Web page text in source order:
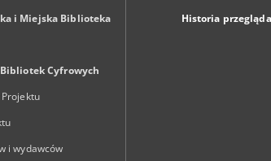
i Miejska Biblioteka
Cyfrowych
i wydawców
Historia